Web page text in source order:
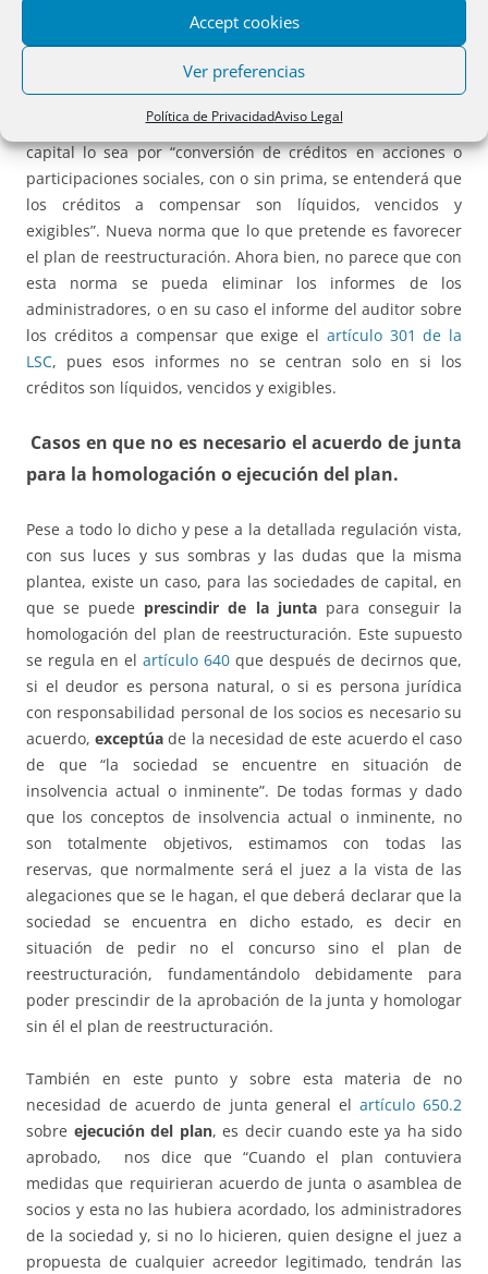
Accept cookies
Ver preferencias
Política de PrivacidadAviso Legal
auditores, cuando según el acuerdo sea necesario, por la
no existencia de derecho de preferente adquisición o
asunción en el acuerdo de aumento de capital.
10ª. Sobre la posibilidad de que el acuerdo de aumento de
capital lo sea por “conversión de créditos en acciones o
participaciones sociales, con o sin prima, se entenderá que
los créditos a compensar son líquidos, vencidos y
exigibles”. Nueva norma que lo que pretende es favorecer
el plan de reestructuración. Ahora bien, no parece que con
esta norma se pueda eliminar los informes de los
administradores, o en su caso el informe del auditor sobre
los créditos a compensar que exige el artículo 301 de la
LSC, pues esos informes no se centran solo en si los
créditos son líquidos, vencidos y exigibles.
Casos en que no es necesario el acuerdo de junta
para la homologación o ejecución del plan.
Pese a todo lo dicho y pese a la detallada regulación vista,
con sus luces y sus sombras y las dudas que la misma
plantea, existe un caso, para las sociedades de capital, en
que se puede prescindir de la juntapara conseguir la
homologación del plan de reestructuración. Este supuesto
se regula en el artículo 640 que después de decirnos que,
si el deudor es persona natural, o si es persona jurídica
con responsabilidad personal de los socios es necesario su
acuerdo,exceptúa de la necesidad de este acuerdo el caso
de que “la sociedad se encuentre en situación de
insolvencia actual o inminente”. De todas formas y dado
que los conceptos de insolvencia actual o inminente, no
son totalmente objetivos, estimamos con todas las
reservas, que normalmente será el juez a la vista de las
alegaciones que se le hagan, el que deberá declarar que la
sociedad se encuentra en dicho estado, es decir en
situación de pedir no el concurso sino el plan de
reestructuración, fundamentándolo debidamente para
poder prescindir de la aprobación de la junta y homologar
sin él el plan de reestructuración.
También en este punto y sobre esta materia de no
necesidad de acuerdo de junta general el artículo 650.2
sobre ejecución del plan, es decir cuando este ya ha sido
aprobado, nos dice que “Cuando el plan contuviera
medidas que requirieran acuerdo de junta o asamblea de
socios y esta no las hubiera acordado, los administradores
de la sociedad y, si no lo hicieren, quien designe el juez a
propuesta de cualquier acreedor legitimado, tendrán las